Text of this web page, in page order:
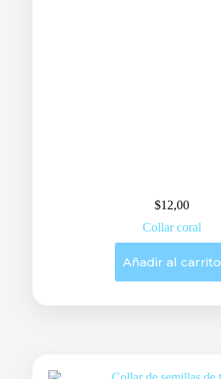
$12,00
Collar coral
Añadir al carrito